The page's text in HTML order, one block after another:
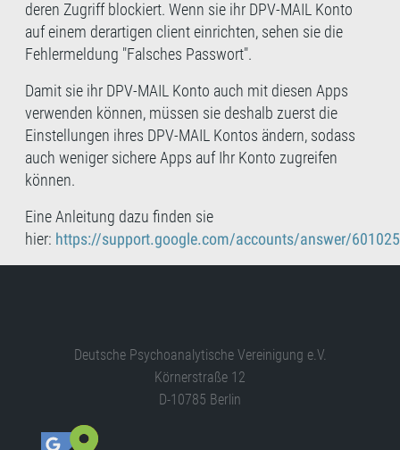
deren Zugriff blockiert. Wenn sie ihr DPV-MAIL Konto
auf einem derartigen client einrichten, sehen sie die
Fehlermeldung "Falsches Passwort".
Damit sie ihr DPV-MAIL Konto auch mit diesen Apps
verwenden können, müssen sie deshalb zuerst die
Einstellungen ihres DPV-MAIL Kontos ändern, sodass
auch weniger sichere Apps auf Ihr Konto zugreifen
können.
Eine Anleitung dazu finden sie
hier: https://support.google.com/accounts/answer/
Deutsche Psychoanalytische Vereinigung e.V.
Körnerstraße 12
D-10785 Berlin